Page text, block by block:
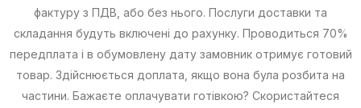
фактуру з ПДВ, або без нього. Послуги доставки та
складання будуть включені до рахунку. Проводиться 70%
передплата і в обумовлену дату замовник отримує готовий
товар. Здійснюється доплата, якщо вона була розбита на
частини. Бажаєте оплачувати готівкою? Скористайтеся